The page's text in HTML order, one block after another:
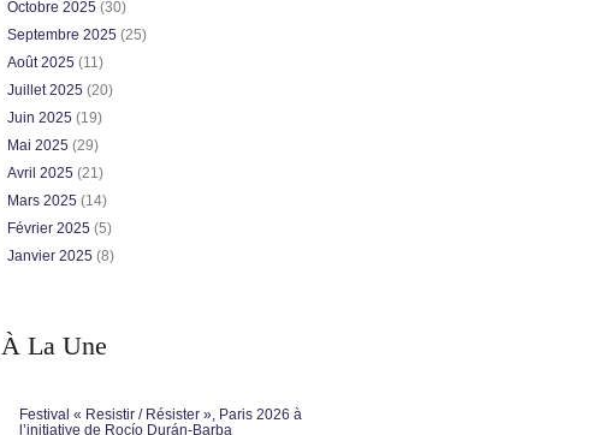
Octobre 2025 (30)
Septembre 2025 (25)
Août 2025 (11)
Juillet 2025 (20)
Juin 2025 (19)
Mai 2025 (29)
Avril 2025 (21)
Mars 2025 (14)
Février 2025 (5)
Janvier 2025 (8)
À La Une
Festival « Resistir / Résister », Paris 2026 à
l’initiative de Rocío Durán-Barba